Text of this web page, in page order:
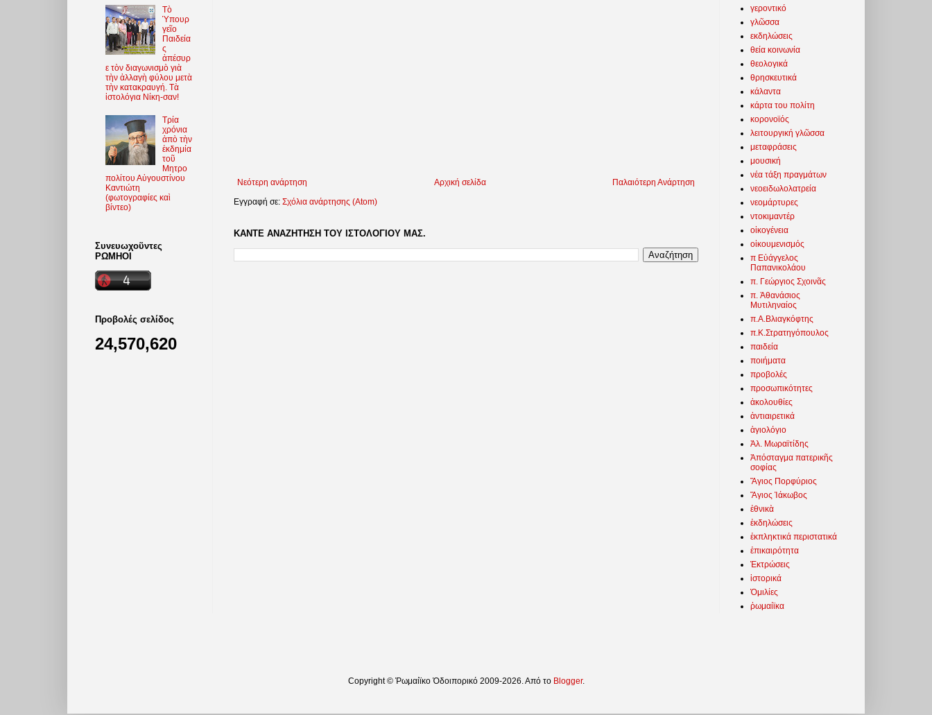
Νεότερη ανάρτηση Παλαιότερη Ανάρτηση
Αρχική σελίδα
Εγγραφή σε: Σχόλια ανάρτησης (Atom)
ΚΑΝΤΕ ΑΝΑΖΗΤΗΣΗ ΤΟΥ ΙΣΤΟΛΟΓΙΟΥ ΜΑΣ.
Τὸ
Ὑπουρ
γεῖο
Παιδεία
ς
ἀπέσυρ
ε τὸν διαγωνισμὸ γιὰ
τὴν ἀλλαγὴ φύλου μετὰ
τὴν κατακραυγή. Τὰ
ἱστολόγια Νίκη-σαν!
Τρία
χρόνια
ἀπὸ τὴν
ἐκδημία
τοῦ
Μητρο
πολίτου Αὐγουστίνου
Καντιώτη
(φωτoγραφίες καὶ
βίντεο)
Συνευωχοῦντες
ΡΩΜΗΟΙ
Προβολές σελίδος
24,570,620
γεροντικό
γλῶσσα
εκδηλώσεις
θεία κοινωνία
θεολογικά
θρησκευτικά
κάλαντα
κάρτα του πολίτη
κορονοϊός
λειτουργική γλῶσσα
μεταφράσεις
μουσική
νέα τάξη πραγμάτων
νεοειδωλολατρεία
νεομάρτυρες
ντοκιμαντέρ
οἰκογένεια
οἰκουμενισμός
π Εὐάγγελος
Παπανικολάου
π. Γεώργιος Σχοινᾶς
π. Ἀθανάσιος
Μυτιληναίος
π.Α.Βλιαγκόφτης
π.Κ.Στρατηγόπουλος
παιδεία
ποιήματα
προβολές
προσωπικότητες
ἀκολουθίες
ἀντιαιρετικά
ἁγιολόγιο
Ἀλ. Μωραϊτίδης
Ἀπόσταγμα πατερικῆς
σοφίας
Ἅγιος Πορφύριος
Ἅγιος Ἰάκωβος
ἐθνικὰ
ἐκδηλώσεις
ἐκπληκτικά περιστατικά
ἐπικαιρότητα
Ἐκτρώσεις
ἱστορικά
Ὁμιλίες
ῥωμαίϊκα
Copyright © Ῥωμαίϊκο Ὁδοιπορικό 2009-2026. Από το Blogger.